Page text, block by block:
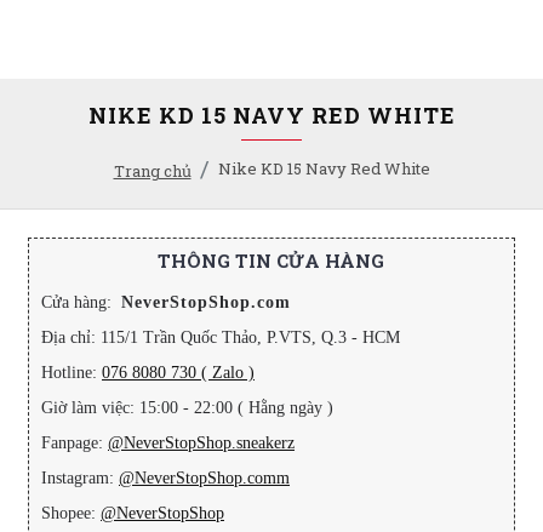
Trang chủ Nike KD 15 Navy Red White
NIKE KD 15 NAVY RED WHITE
THÔNG TIN CỬA HÀNG
Cửa hàng: NeverStopShop.com
Địa chỉ: 115/1 Trần Quốc Thảo, P.VTS, Q.3 - HCM
Hotline: 076 8080 730 ( Zalo )
Giờ làm việc: 15:00 - 22:00 ( Hằng ngày )
Fanpage: @NeverStopShop.sneakerz
Instagram: @NeverStopShop.comm
Shopee: @NeverStopShop